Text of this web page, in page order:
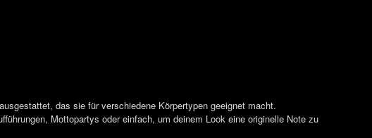
ausgestattet, das sie für verschiedene Körpertypen geeignet macht.
Mottopartys oder einfach, um deinem Look eine originelle Note zu